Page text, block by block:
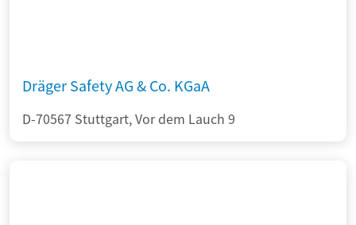
Dräger Safety AG & Co. KGaA
D-70567 Stuttgart, Vor dem Lauch 9